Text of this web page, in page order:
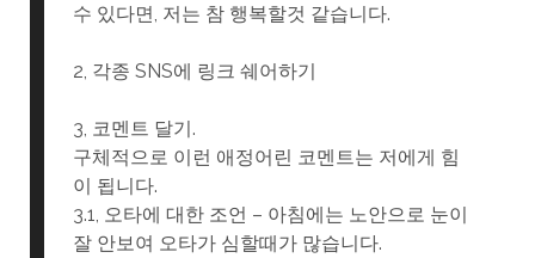
수 있다면, 저는 참 행복할것 같습니다.
2, 각종 SNS에 링크 쉐어하기
3, 코멘트 달기.
구체적으로 이런 애정어린 코멘트는 저에게 힘
이 됩니다.
3.1, 오타에 대한 조언 – 아침에는 노안으로 눈이
잘 안보여 오타가 심할때가 많습니다.